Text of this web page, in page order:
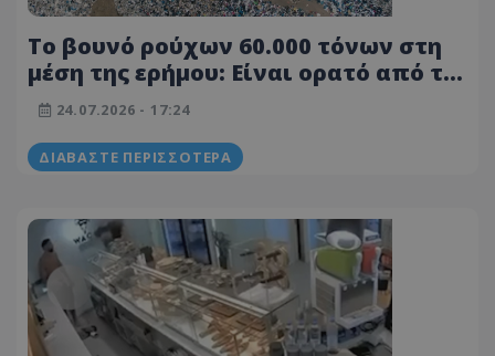
Το βουνό ρούχων 60.000 τόνων στη
μέση της ερήμου: Είναι ορατό από το
διάστημα
24.07.2026 - 17:24
ΔΙΑΒΆΣΤΕ ΠΕΡΙΣΣΌΤΕΡΑ